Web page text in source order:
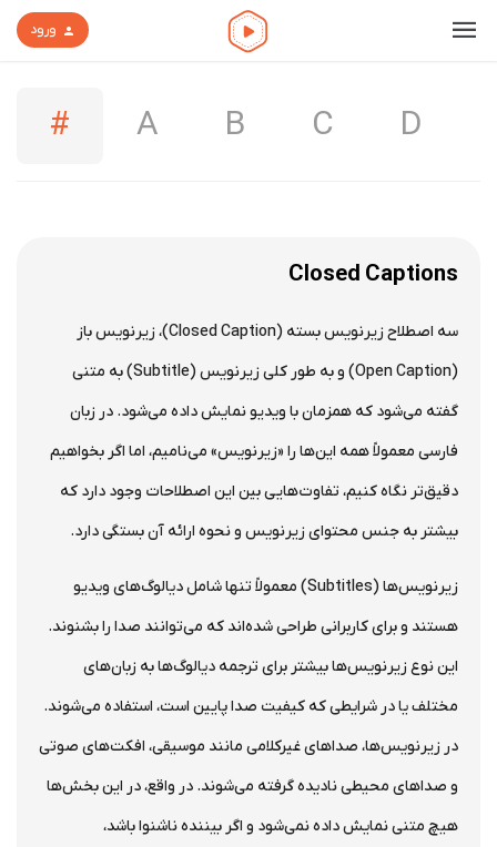
ورود
# A B C D
Closed Captions
سه اصطلاح زیرنویس بسته (Closed Caption)، زیرنویس باز
(Open Caption) و به طور کلی زیرنویس (Subtitle) به متنی
گفته می‌شود که همزمان با ویدیو نمایش داده می‌شود. در زبان
فارسی معمولاً همه این‌ها را «زیرنویس» می‌نامیم، اما اگر بخواهیم
دقیق‌تر نگاه کنیم، تفاوت‌هایی بین این اصطلاحات وجود دارد که
بیشتر به جنس محتوای زیرنویس و نحوه ارائه آن بستگی دارد.
زیرنویس‌ها (Subtitles) معمولاً تنها شامل دیالوگ‌های ویدیو
هستند و برای کاربرانی طراحی شده‌اند که می‌توانند صدا را بشنوند.
این نوع زیرنویس‌ها بیشتر برای ترجمه دیالوگ‌ها به زبان‌های
مختلف یا در شرایطی که کیفیت صدا پایین است، استفاده می‌شوند.
در زیرنویس‌ها، صداهای غیرکلامی مانند موسیقی، افکت‌های صوتی
و صداهای محیطی نادیده گرفته می‌شوند. در واقع، در این بخش‌ها
هیچ متنی نمایش داده نمی‌شود و اگر بیننده ناشنوا باشد،